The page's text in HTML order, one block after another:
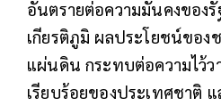
อันตรายต่อความมั่นคงของ
เกียรติภูมิ ผลประโยชน์ของ
แผ่นดิน กระทบต่อความไว้ว
เรียบร้อยของประเทศชาติ